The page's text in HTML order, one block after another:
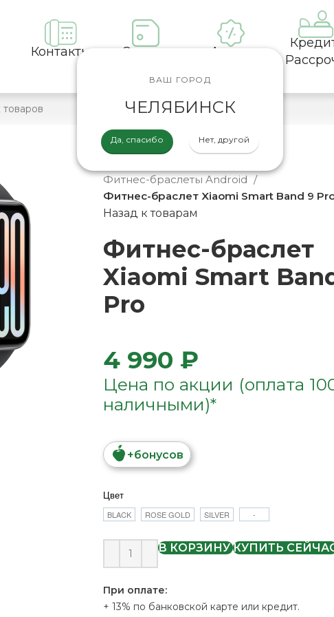
Контакты Оплата Акции
ВАШ ГОРОД
ЧЕЛЯБИНСК
Да, спасибо Нет, другой
Фитнес-браслеты Android
Фитнес-браслет Xiaomi Smart Band 9
Назад к товарам
Фитнес-браслет
Xiaomi Smart
Pro
4 990 ₽
Цена по акции (оплата
наличными)*
+бонусов
Цвет
BLACK ROSE GOLD SILVER -
В КОРЗИНУ КУПИТЬ
При оплате:
+ 13% по банковской карте или кредит.